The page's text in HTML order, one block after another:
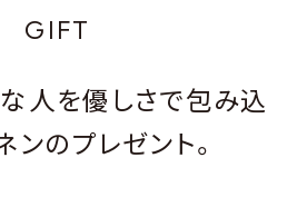
GIFT
人を優しさで包み込
のプレゼント。